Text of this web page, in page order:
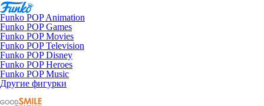
Funko POP Animation
Funko POP Games
Funko POP Movies
Funko POP Television
Funko POP Disney
Funko POP Heroes
Funko POP Music
Другие фигурки